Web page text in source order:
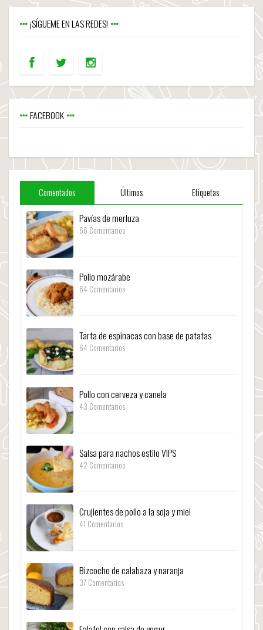
¡SÍGUEME EN LAS REDES!
FACEBOOK
Comentados Últimos Etiquetas
Pavías de merluza
66 Comentarios
Pollo mozárabe
64 Comentarios
Tarta de espinacas con base de patatas
64 Comentarios
Pollo con cerveza y canela
43 Comentarios
Salsa para nachos estilo VIPS
42 Comentarios
Crujientes de pollo a la soja y miel
41 Comentarios
Bizcocho de calabaza y naranja
37 Comentarios